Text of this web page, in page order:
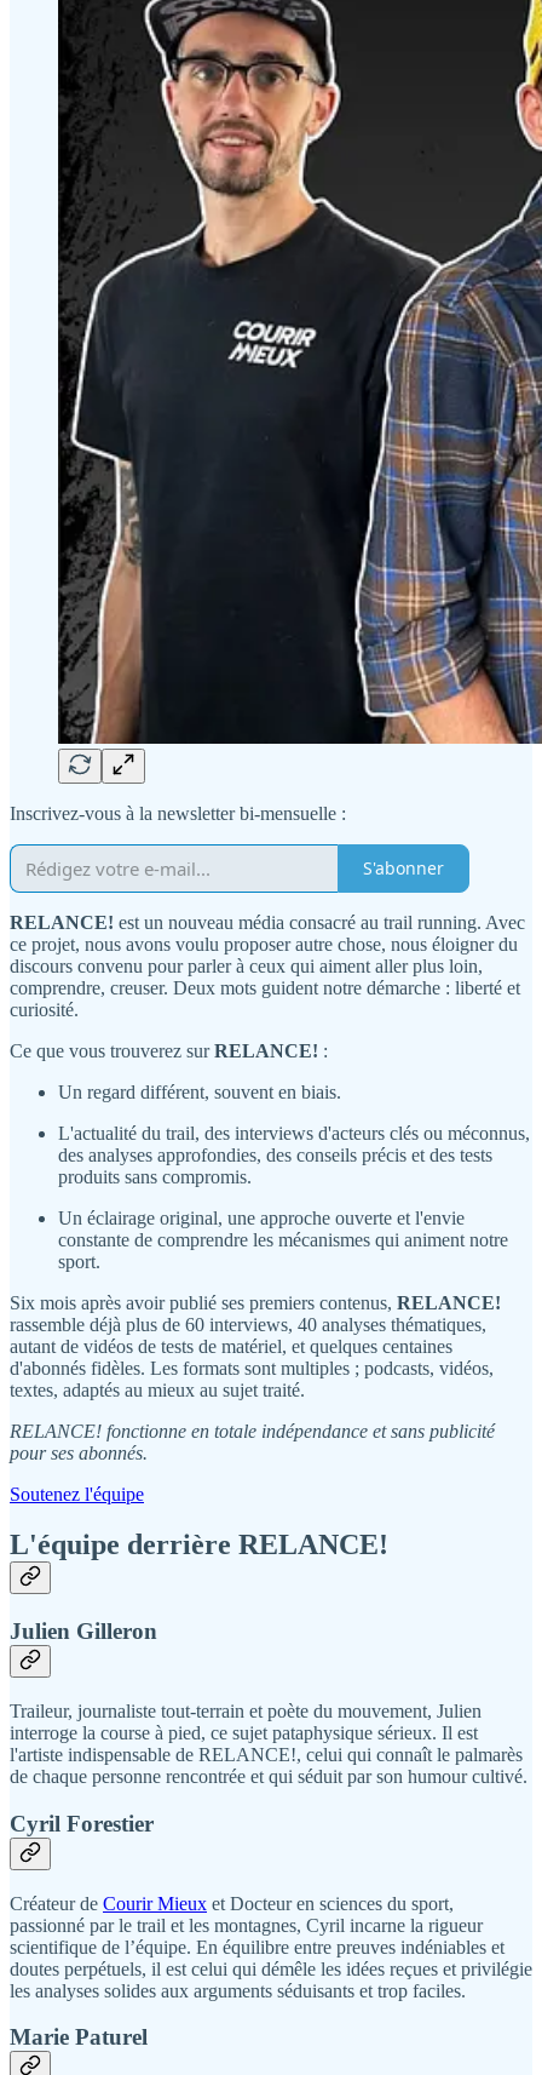
Inscrivez-vous à la newsletter bi-mensuelle :
S'abonner
RELANCE! est un nouveau média consacré au trail running. Avec
ce projet, nous avons voulu proposer autre chose, nous éloigner du
discours convenu pour parler à ceux qui aiment aller plus loin,
comprendre, creuser. Deux mots guident notre démarche : liberté et
curiosité.
Ce que vous trouverez surRELANCE! :
Un regard différent, souvent en biais.
L'actualité du trail, des interviews d'acteurs clés ou méconnus,
des analyses approfondies, des conseils précis et des tests
produits sans compromis.
Un éclairage original, une approche ouverte et l'envie
constante de comprendre les mécanismes qui animent notre
sport.
Six mois après avoir publié ses premiers contenus, RELANCE!
rassemble déjà plus de 60 interviews, 40 analyses thématiques,
autant de vidéos de tests de matériel, et quelques centaines
d'abonnés fidèles. Les formats sont multiples ; podcasts, vidéos,
textes, adaptés au mieux au sujet traité.
RELANCE! fonctionne en totale indépendance et sans publicité
pour ses abonnés.
Soutenez l'équipe
L'équipe derrière RELANCE!
Julien Gilleron
Traileur, journaliste tout-terrain et poète du mouvement, Julien
interroge la course à pied, ce sujet pataphysique sérieux. Il est
l'artiste indispensable de RELANCE!, celui qui connaît le palmarès
de chaque personne rencontrée et qui séduit par son humour cultivé.
Cyril Forestier
Créateur de Courir Mieux et Docteur en sciences du sport,
passionné par le trail et les montagnes, Cyril incarne la rigueur
scientifique de l’équipe. En équilibre entre preuves indéniables et
doutes perpétuels, il est celui qui démêle les idées reçues et privilégie
les analyses solides aux arguments séduisants et trop faciles.
Marie Paturel